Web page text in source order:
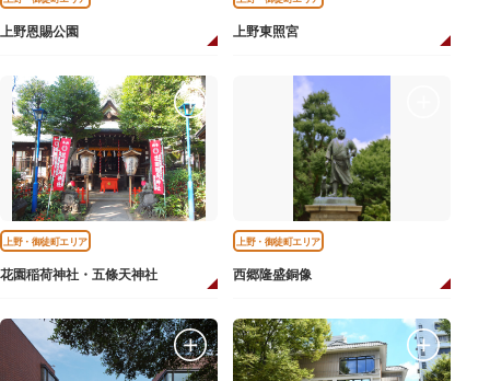
上野恩賜公園 上野東照宮
上野・御徒町エリア
花園稲荷神社・五條天神社
上野・御徒町エリア
西郷隆盛銅像